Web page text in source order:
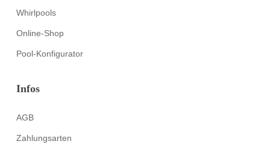
Whirlpools
Online-Shop
Pool-Konfigurator
Infos
AGB
Zahlungsarten